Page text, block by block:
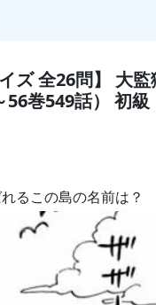
ズ 全26問】 大監
巻549話） 初級
るこの島の名前は？